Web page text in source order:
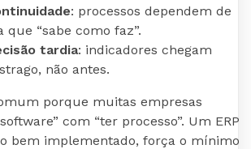
: processos dependem de
que “sabe como faz”.
tardia: indicadores chegam
não antes.
porque muitas empresas
com “ter processo”. Um ERP
bem implementado, força o mínimo